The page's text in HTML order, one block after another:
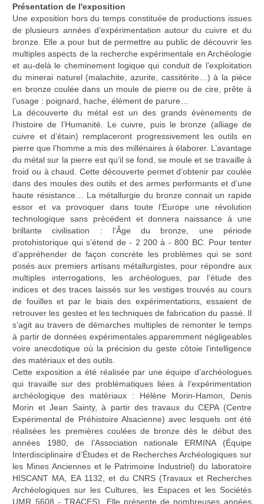
Présentation de l'exposition
Une exposition hors du temps constituée de productions issues
de plusieurs années d’expérimentation autour du cuivre et du
bronze. Elle a pour but de permettre au public de découvrir les
multiples aspects de la recherche expérimentale en Archéologie
et au-delà le cheminement logique qui conduit de l’exploitation
du minerai naturel (malachite, azurite, cassitérite…) à la pièce
en bronze coulée dans un moule de pierre ou de cire, prête à
l’usage : poignard, hache, élément de parure…
La découverte du métal est un des grands évènements de
l’histoire de l’Humanité. Le cuivre, puis le bronze (alliage de
cuivre et d’étain) remplaceront progressivement les outils en
pierre que l’homme a mis des millénaires à élaborer. L’avantage
du métal sur la pierre est qu’il se fond, se moule et se travaille à
froid ou à chaud. Cette découverte permet d’obtenir par coulée
dans des moules des outils et des armes performants et d’une
haute résistance… La métallurgie du bronze connait un rapide
essor et va provoquer dans toute l’Europe une révolution
technologique sans précédent et donnera naissance à une
brillante civilisation : l’Âge du bronze, une période
protohistorique qui s’étend de - 2 200 à - 800 BC. Pour tenter
d’appréhender de façon concrète les problèmes qui se sont
posés aux premiers artisans métallurgistes, pour répondre aux
multiples interrogations, les archéologues, par l’étude des
indices et des traces laissés sur les vestiges trouvés au cours
de fouilles et par le biais des expérimentations, essaient de
retrouver les gestes et les techniques de fabrication du passé. Il
s’agit au travers de démarches multiples de remonter le temps
à partir de données expérimentales apparemment négligeables
voire anecdotique où la précision du geste côtoie l’intelligence
des matériaux et des outils.
Cette exposition a été réalisée par une équipe d’archéologues
qui travaille sur des problématiques liées à l’expérimentation
archéologique des matériaux : Hélène Morin-Hamon, Denis
Morin et Jean Sainty, à partir des travaux du CEPA (Centre
Expérimental de Préhistoire Alsacienne) avec lesquels ont été
réalisées les premières coulées de bronze dès le début des
années 1980, de l’Association nationale ERMINA (Équipe
Interdisciplinaire d’Études et de Recherches Archéologiques sur
les Mines Anciennes et le Patrimoine Industriel) du laboratoire
HISCANT MA, EA 1132, et du CNRS (Travaux et Recherches
Archéologiques sur les Cultures, les Espaces et les Sociétés
UMR 5608 - TRACES). Elle présente de nombreuses années